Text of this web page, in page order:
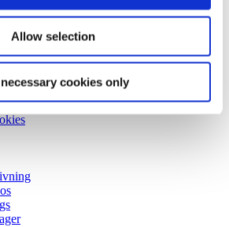
Allow selection
cookies only